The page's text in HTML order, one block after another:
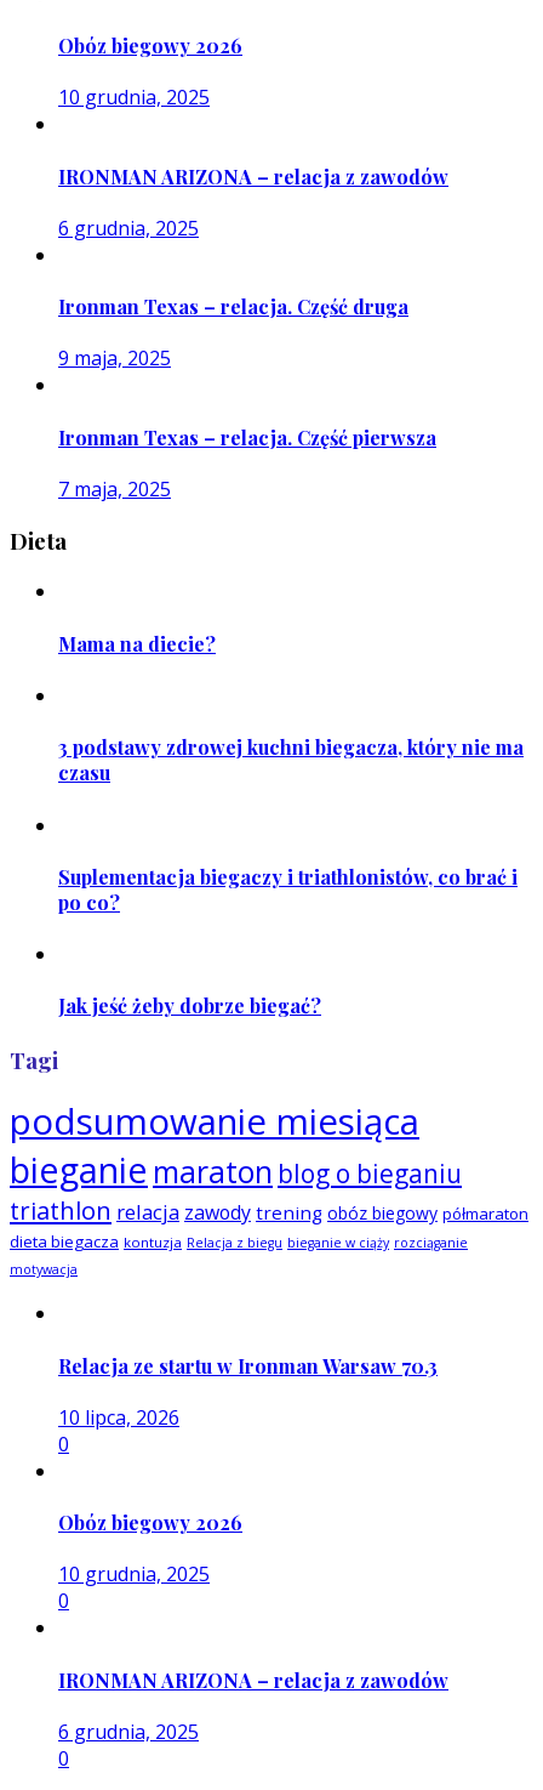
Obóz biegowy 2026
10 grudnia, 2025
IRONMAN ARIZONA – relacja z zawodów
6 grudnia, 2025
Ironman Texas – relacja. Część druga
9 maja, 2025
Ironman Texas – relacja. Część pierwsza
7 maja, 2025
Dieta
Mama na diecie?
3 podstawy zdrowej kuchni biegacza, który nie ma
czasu
Suplementacja biegaczy i triathlonistów, co brać i
po co?
Jak jeść żeby dobrze biegać?
Tagi
podsumowanie miesiąca
bieganie maraton blog o bieganiu
triathlon relacja zawody trening obóz biegowy półmaraton
dieta biegacza kontuzja Relacja z biegu bieganie w ciąży rozciąganie
motywacja
Relacja ze startu w Ironman Warsaw 70.3
10 lipca, 2026
0
Obóz biegowy 2026
10 grudnia, 2025
0
IRONMAN ARIZONA – relacja z zawodów
6 grudnia, 2025
0